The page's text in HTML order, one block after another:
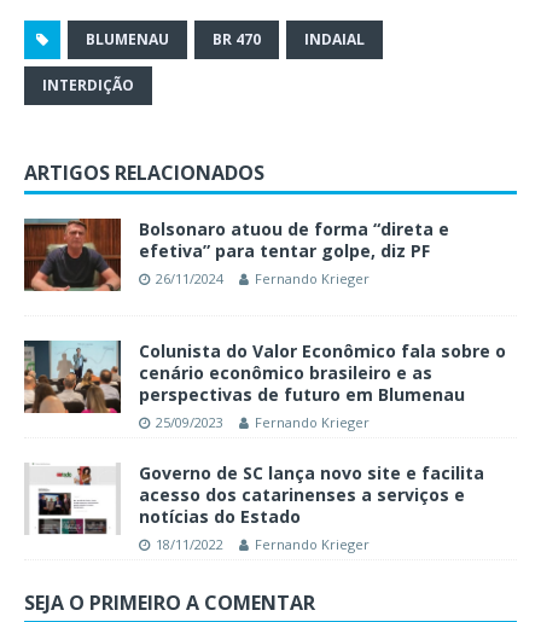
BLUMENAU BR 470 INDAIAL
INTERDIÇÃO
ARTIGOS RELACIONADOS
Bolsonaro atuou de forma “direta e
efetiva” para tentar golpe, diz PF
26/11/2024 Fernando Krieger
Colunista do Valor Econômico fala sobre o
cenário econômico brasileiro e as
perspectivas de futuro em Blumenau
25/09/2023 Fernando Krieger
Governo de SC lança novo site e facilita
acesso dos catarinenses a serviços e
notícias do Estado
18/11/2022 Fernando Krieger
SEJA O PRIMEIRO A COMENTAR